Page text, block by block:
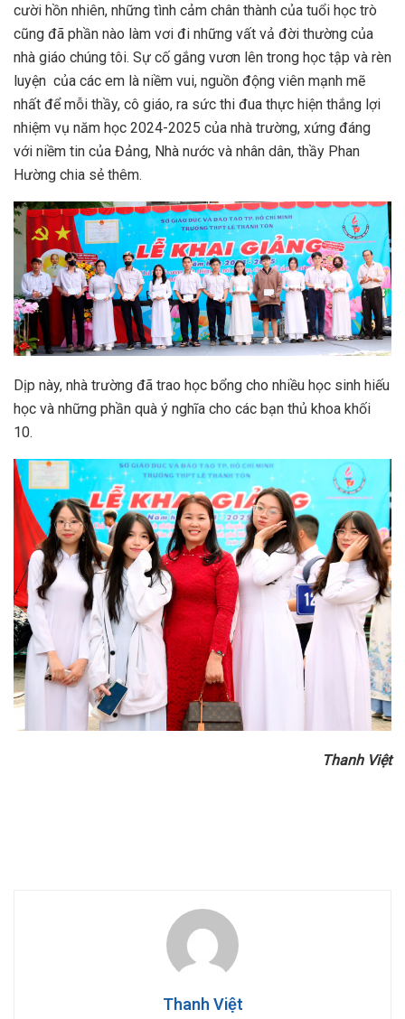
cười hồn nhiên, những tình cảm chân thành của tuổi học trò
cũng đã phần nào làm vơi đi những vất vả đời thường của
nhà giáo chúng tôi. Sự cố gắng vươn lên trong học tập và rèn
luyện của các em là niềm vui, nguồn động viên mạnh mẽ
nhất để mỗi thầy, cô giáo, ra sức thi đua thực hiện thắng lợi
nhiệm vụ năm học 2024-2025 của nhà trường, xứng đáng
với niềm tin của Đảng, Nhà nước và nhân dân, thầy Phan
Hường chia sẻ thêm.
Dịp này, nhà trường đã trao học bổng cho nhiều học sinh hiếu
học và những phần quà ý nghĩa cho các bạn thủ khoa khối
10.
Thanh Việt
Thanh Việt